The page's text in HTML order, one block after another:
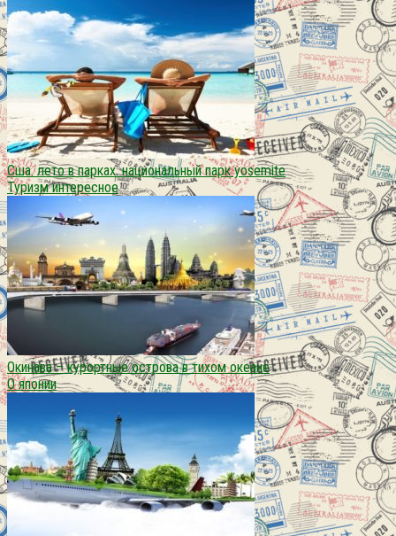
Сша. лето в парках. национальный парк yosemite
Туризм интересное
Окинава – курортные острова в тихом океане
О японии